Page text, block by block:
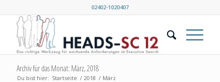
02402-1020407
Archiv für das Monat: März, 2018
Du bist hier: Startseite / 2018 / März